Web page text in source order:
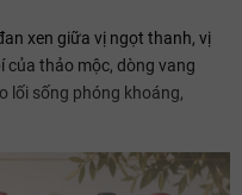
xen giữa vị ngọt thanh, vị
của thảo mộc, dòng vang
lối sống phóng khoáng,